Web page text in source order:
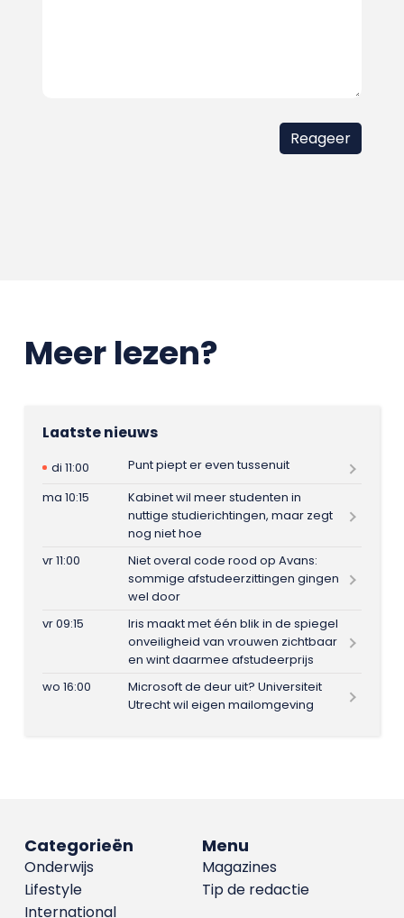
Meer lezen?
Laatste nieuws
di 11:00
Punt piept er even tussenuit
ma 10:15
Kabinet wil meer studenten in
nuttige studierichtingen, maar zegt
nog niet hoe
vr 11:00
Niet overal code rood op Avans:
sommige afstudeerzittingen gingen
wel door
vr 09:15
Iris maakt met één blik in de spiegel
onveiligheid van vrouwen zichtbaar
en wint daarmee afstudeerprijs
wo 16:00
Microsoft de deur uit? Universiteit
Utrecht wil eigen mailomgeving
Menu
Magazines
Tip de redactie
Categorieën
Onderwijs
Lifestyle
International